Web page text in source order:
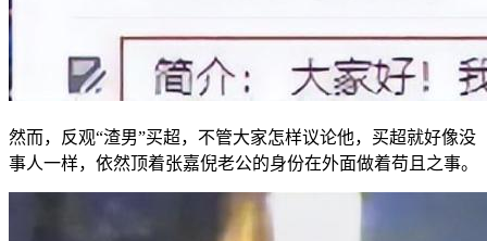
然而，反观“渣男”买超，不管大家怎样议论他，买超就好像没
事人一样，依然顶着张嘉倪老公的身份在外面做着苟且之事。